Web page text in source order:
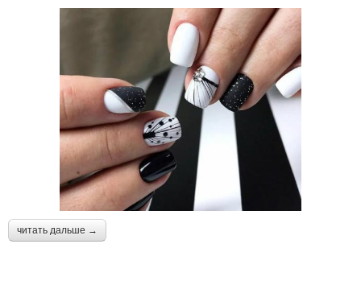
читать дальше →